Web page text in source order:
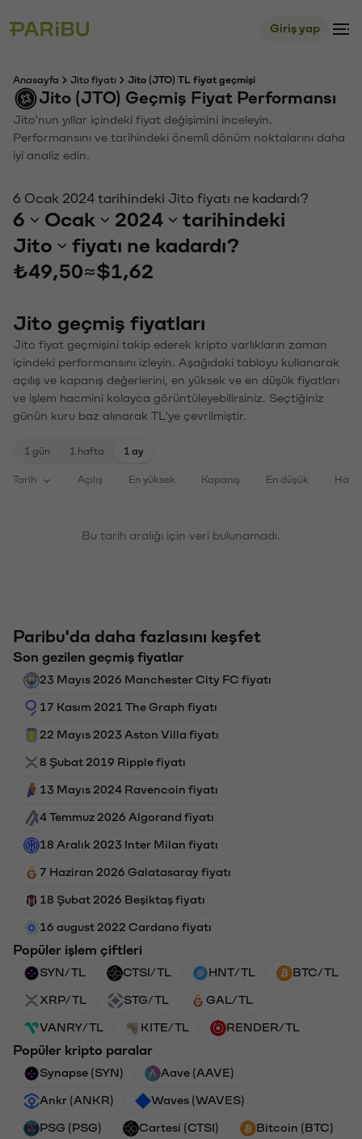
Giriş yap
Anasayfa Jito fiyatı Jito (JTO) TL fiyat geçmişi
Jito (JTO) Geçmiş Fiyat Performansı
Jito'nun yıllar içindeki fiyat değişimini inceleyin.
Performansını ve tarihindeki önemli dönüm noktalarını daha
iyi analiz edin.
6 Ocak 2024 tarihindeki Jito fiyatı ne kadardı?
6 Ocak 2024
tarihindeki
Jito
fiyatı ne kadardı?
₺49,50≈$1,62
Jito geçmiş fiyatları
Jito fiyat geçmişini takip ederek kripto varlıkların zaman
içindeki performansını izleyin. Aşağıdaki tabloyu kullanarak
açılış ve kapanış değerlerini, en yüksek ve en düşük fiyatları
ve işlem hacmini kolayca görüntüleyebilirsiniz. Seçtiğiniz
günün kuru baz alınarak TL'ye çevrilmiştir.
1 gün 1 hafta 1 ay
Tarih Açılış En yüksek Kapanış En düşük
Bu tarih aralığı için veri bulunamadı.
Paribu'da daha fazlasını keşfet
Son gezilen geçmiş fiyatlar
23 Mayıs 2026 Manchester City FC fiyatı
17 Kasım 2021 The Graph fiyatı
22 Mayıs 2023 Aston Villa fiyatı
8 Şubat 2019 Ripple fiyatı
13 Mayıs 2024 Ravencoin fiyatı
4 Temmuz 2026 Algorand fiyatı
18 Aralık 2023 Inter Milan fiyatı
7 Haziran 2026 Galatasaray fiyatı
18 Şubat 2026 Beşiktaş fiyatı
16 august 2022 Cardano fiyatı
Popüler işlem çiftleri
SYN/TL CTSI/TL HNT/TL BTC/TL
XRP/TL STG/TL GAL/TL
VANRY/TL KITE/TL RENDER/TL
Popüler kripto paralar
Synapse (SYN) Aave (AAVE)
Ankr (ANKR) Waves (WAVES)
PSG (PSG) Cartesi (CTSI) Bitcoin (BTC)